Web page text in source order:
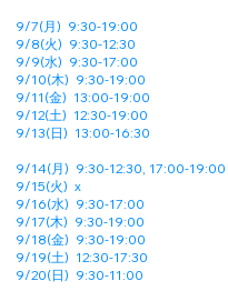
9/7(月) 9:30-19:00
9/8(火) 9:30-12:30
9/9(水) 9:30-17:00
9/10(木) 9:30-19:00
9/11(金) 13:00-19:00
9/12(土) 12:30-19:00
9/13(日) 13:00-16:30
9/14(月) 9:30-12:30, 17:00-19:00
9/15(火) x
9/16(水) 9:30-17:00
9/17(木) 9:30-19:00
9/18(金) 9:30-19:00
9/19(土) 12:30-17:30
9/20(日) 9:30-11:00